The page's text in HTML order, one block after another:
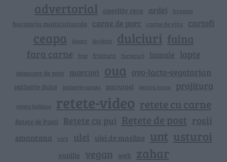
advertorial aperitiv rece ardei branza
bucataria multiculturala carne de porc carne de vita cartofi
ceapa desert dovlecei dulciuri faina
fara carne free friptura fursecuri lamaie lapte
mancare de post morcovi oua ovo-lacto-vegetarian
patiserie dulce patiserie sarata patrunjel pentru iarna prajitura
reteta italiana retete-video retete cu carne
Retete de Pasti Rețete cu pui Rețete de post rosii
smantana tort ulei ulei de masline unt usturoi
vanilie vegan web zahar